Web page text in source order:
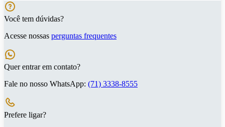
Você tem dúvidas?
Acesse nossas perguntas frequentes
Quer entrar em contato?
Fale no nosso WhatsApp: (71) 3338-8555
Prefere ligar?